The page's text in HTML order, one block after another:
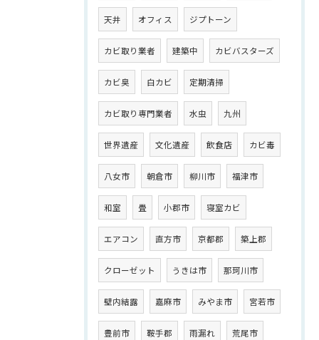
天井 オフィス ジプトーン
カビ取り業者 建築中 カビバスターズ
カビ臭 白カビ 定期清掃
カビ取り専門業者 水虫 九州
世界遺産 文化遺産 飲食店 カビ毒
八女市 朝倉市 柳川市 福津市
和室 畳 小郡市 寝室カビ
エアコン 直方市 京都郡 築上郡
クローゼット うきは市 那珂川市
壁内結露 嘉麻市 みやま市 宮若市
豊前市 鞍手郡 雨漏れ 荒尾市